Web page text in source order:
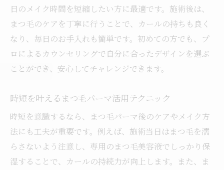
日のメイク時間を短縮したい方に最適です。施術後は、
まつ毛のケアを丁寧に行うことで、カールの持ちも良く
なり、毎日のお手入れも簡単です。初めての方でも、プ
ロによるカウンセリングで自分に合ったデザインを選ぶ
ことができ、安心してチャレンジできます。
時短を叶えるまつ毛パーマ活用テクニック
時短を意識するなら、まつ毛パーマ後のケアやメイク方
法にも工夫が重要です。例えば、施術当日はまつ毛を濡
らさないよう注意し、専用のまつ毛美容液でしっかり保
湿することで、カールの持続力が向上します。また、ま